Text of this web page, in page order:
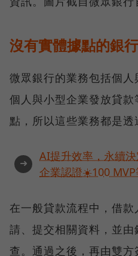
沒有實體據點的銀
微眾銀行的業務包括個
個人與小型企業發放貸
點，所以這些業務都是透
➜
AI提升效率，永續
企業認證☀️100
在一般貸款流程中，借款
請、提交相關資料，並
查。通過之後，再由雙方